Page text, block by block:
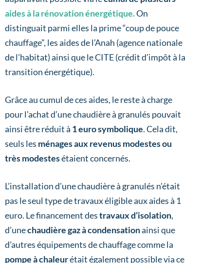
aides à la rénovation énergétique.On
distinguait parmi elles la prime “coup de pouce
chauffage”, les aides de l’Anah (agence nationale
de l’habitat) ainsi que le CITE (crédit d’impôt à la
transition énergétique).
Grâce au cumul de ces aides, le reste à charge
pour l’achat d’une chaudière à granulés pouvait
ainsi être réduit à 1 euro symbolique. Cela dit,
seuls les ménages aux revenus modestes ou
très modestesétaient concernés.
L’installation d’une chaudière à granulés n’était
pas le seul type de travaux éligible aux aides à 1
euro. Le financement destravaux d’isolation,
d’unechaudière gaz à condensationainsi que
d’autres équipements de chauffage comme la
pompe à chaleurétait également possible via ce